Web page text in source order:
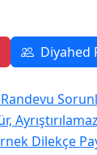
Diyahed